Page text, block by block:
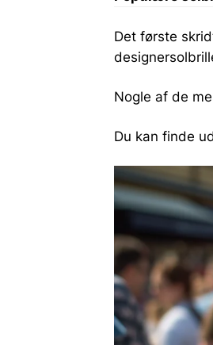
Det første
Nogle af de
Du kan finde